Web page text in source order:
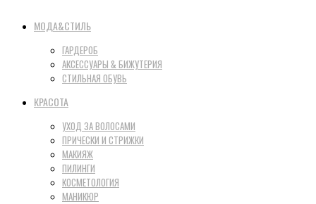
МОДА&СТИЛЬ
ГАРДЕРОБ
АКСЕССУАРЫ & БИЖУТЕРИЯ
СТИЛЬНАЯ ОБУВЬ
КРАСОТА
УХОД ЗА ВОЛОСАМИ
ПРИЧЕСКИ И СТРИЖКИ
МАКИЯЖ
ПИЛИНГИ
КОСМЕТОЛОГИЯ
МАНИКЮР